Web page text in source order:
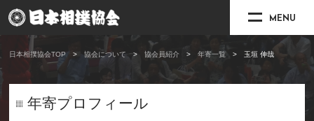
MENU
日本相撲協会TOP 協会について 協会員紹介 年寄一覧 玉垣 伸哉
年寄プロフィール